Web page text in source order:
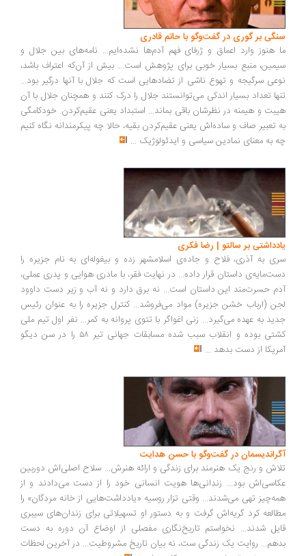
سنگی بر گوری در گفت‌وگو با حاتم قادری
ما هنوز وارد اعماق و ژرفای فهم آدم‌ها نشده‌ایم... نامه‌های بین جلال و
سیمین، منبع بسیار خوبی برای پژوهش است... بیش از آن‌که اعتراف باشد،
نوعی سرگیجه و تهوع ناشی از تضادهایی است که جلال با آنها درگیر بود...
تنها تعداد بسیار اندکی می‌توانستند جلال را درک کنند و همچنان جلال با آن
هیبت و هیمنه در نظرشان باقی بماند... استبداد یعنی عقیم‌‌کردن. خودکامگی
به تعبیر صاف و ساده‌اش یعنی عقیم‌کردن بقیه، حالا چه پیکرمندانه نگاه کنیم
چه به معنای نمادین سیاسی و ایدئولوژیک ...
یادداشتی بر سالتو | رضا فکری
سری به آذری، فلاح و جاده‌ی اسلامشهر زده و بیغوله‌ای به نام جزیره را
دست‌مایه‌ی داستان قرار داده... در نهایت فقر، با مادری هوایی و پدری عملی،
آدم حسرت‌مند این داستان است... نه برق دارد و نه آب و زیر دست داوود
لجن (ارباب خشن جزیره) مواد می‌فروشد... کنترل جزیره را به عنوان رئیس
جدید به عهده می‌گیرد... زنی اغواگر با تتوی پروانه به کمر... نفر اول تیم ملی
کشتی بوده و انقلاب سبب شده مسابقات جهانی تیر ۵۸ را در سن دیگو
آمریکا از دست بدهد ...
آگراندیسمان در گفت‌وگو با حسن هدایت
تلاش و رنج یک هنرمند برای زندگی و ارائه هنرش... سلاح اصلی‌اش دوربین
عکاسی‌اش بود... زندانی‌ها هویت انسانی خود را از دست می‌دادند و از
همه‌چیز تهی می‌شدند... وقتی تزار روسیه «یادداشت‌هایی از خانه مردگان» را
مطالعه کرد گریه‌اش گرفت و به دستور او تسهیلاتی برای زندان‌های سیبری
قایل شدند... نخواستم تاریخ‌نگاری مفصلی از اوضاع آن دوره به دست
بدهم... روایت یک زندگی ست، نه بیان تاریخ مشروطیت... در آخرین لحظات